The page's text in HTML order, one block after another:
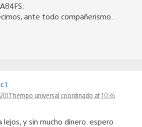
ante todo compañerismo.
tiempo universal coordinado at 10:36
lejos, y sin mucho dinero. espero